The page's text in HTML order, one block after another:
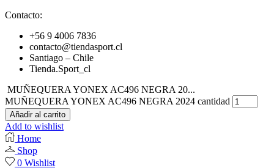
Contacto:
+56 9 4006 7836
contacto@tiendasport.cl
Santiago – Chile
Tienda.Sport_cl
MUÑEQUERA YONEX AC496 NEGRA 20...
MUÑEQUERA YONEX AC496 NEGRA 2024 cantidad
Añadir al carrito
Add to wishlist
Home
Shop
0 Wishlist